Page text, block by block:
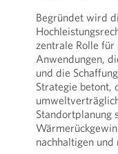
Begründet wird
zentrale Rolle
Anwendungen,
und die
Strategie betont,
Standortplanung
nachhaltigen